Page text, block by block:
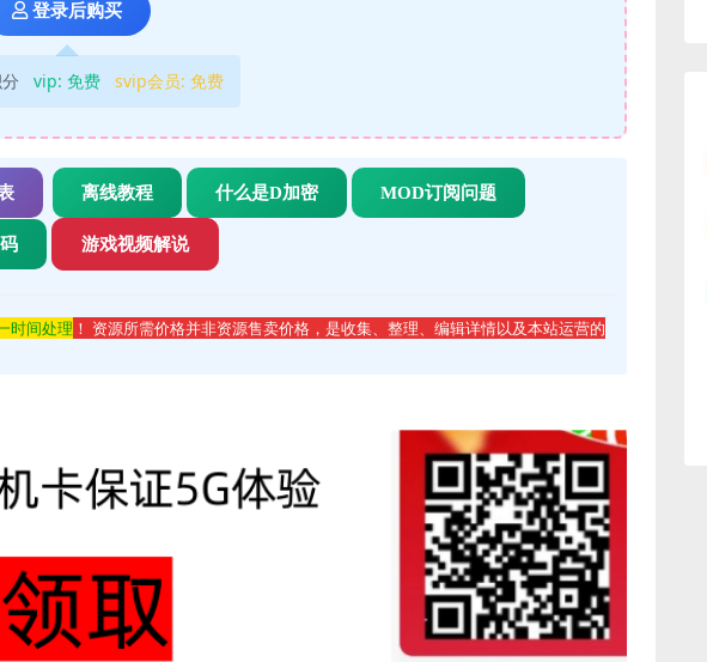
登录后购买
vip: 免费 svip会员: 免费
离线教程 什么是D加密 MOD订阅问题
游戏视频解说
时间处理 ！ 资源所需价格并非资源售卖价格，是收集、整理、编辑详情以及本站运营的